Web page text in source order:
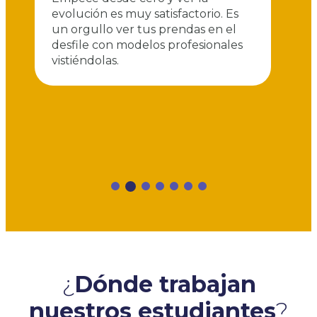
evolución es muy satisfactorio. Es
un orgullo ver tus prendas en el
desfile con modelos profesionales
vistiéndolas.
¿ Dónde trabajan
nuestros estudiantes?